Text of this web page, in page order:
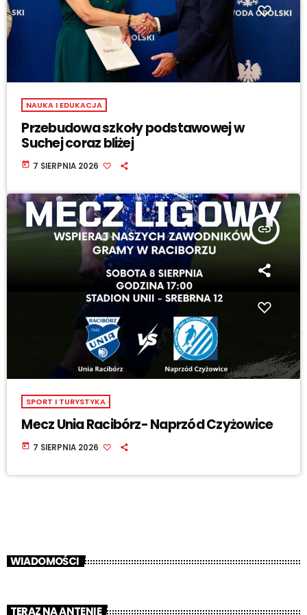
NAUKA I EDUKACJA
Przebudowa szkoły podstawowej w
Suchej coraz bliżej
today 7 SIERPNIA 2026
insert_link
SPORT I TURYSTYKA
Mecz Unia Racibórz- Naprzód Czyżowice
today 7 SIERPNIA 2026
WIADOMOŚCI
TERAZ NA ANTENIE